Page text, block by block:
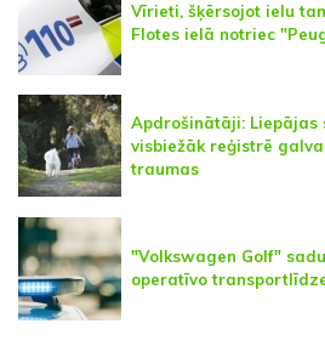
Vīrieti, šķērsojot ielu
Flotes ielā notriec
Apdrošinātāji: Liepājas
visbiežāk reģistrē
traumas
"Volkswagen Golf"
operatīvo